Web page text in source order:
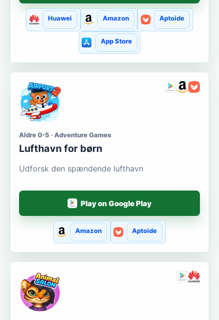
Huawei Amazon Aptoide
App Store
Aldre 0-5 · Adventure Games
Lufthavn for børn
Udforsk den spændende lufthavn
Play on Google Play
Amazon Aptoide